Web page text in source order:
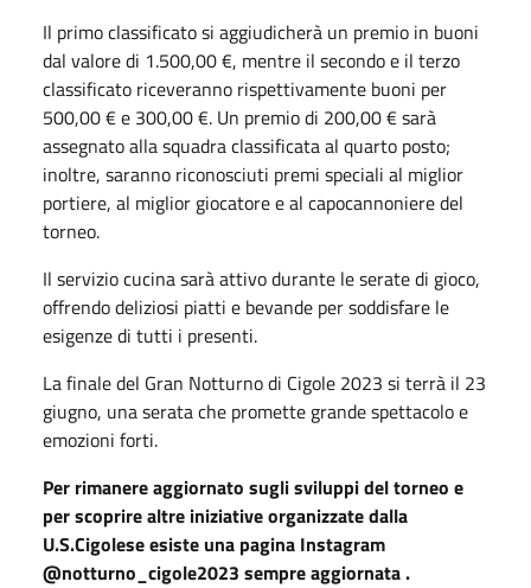
Il primo classificato si aggiudicherà un premio in buoni
dal valore di 1.500,00 €, mentre il secondo e il terzo
classificato riceveranno rispettivamente buoni per
500,00 € e 300,00 €. Un premio di 200,00 € sarà
assegnato alla squadra classificata al quarto posto;
inoltre, saranno riconosciuti premi speciali al miglior
portiere, al miglior giocatore e al capocannoniere del
torneo.
Il servizio cucina sarà attivo durante le serate di gioco,
offrendo deliziosi piatti e bevande per soddisfare le
esigenze di tutti i presenti.
La finale del Gran Notturno di Cigole 2023 si terrà il 23
giugno, una serata che promette grande spettacolo e
emozioni forti.
Per rimanere aggiornato sugli sviluppi del torneo e
per scoprire altre iniziative organizzate dalla
U.S.Cigolese esiste una pagina Instagram
@notturno_cigole2023 sempre aggiornata .